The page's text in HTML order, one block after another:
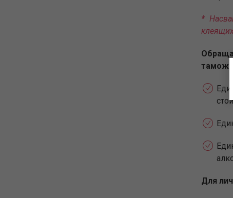
*
Для